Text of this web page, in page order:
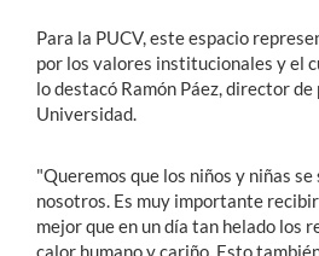
Para la PUCV, este espacio
por los valores institucionales y el
lo destacó Ramón Páez, director de
Universidad.
"Queremos que los niños y niñas
nosotros. Es muy importante
mejor que en un día tan helado los
calor humano y cariño. Esto